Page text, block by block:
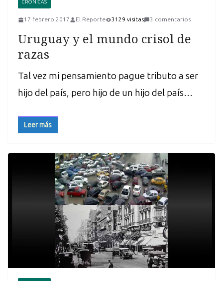
CRÓNICAS
17 febrero 2017 El Reporte 3129 visitas 3 comentarios
Uruguay y el mundo crisol de
razas
Tal vez mi pensamiento pague tributo a ser
hijo del país, pero hijo de un hijo del país…
Leer más